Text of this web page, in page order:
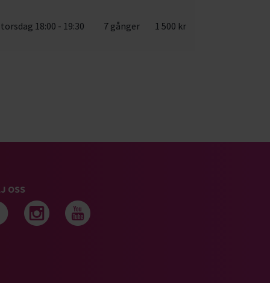
torsdag 18:00 - 19:30 7 gånger 1 500 kr
OSS
oss på facebook
Följ oss på instagram
Följ oss på youtube